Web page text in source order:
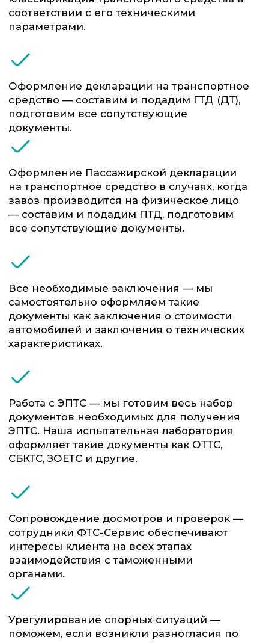
Урегулирование спорных ситуаций —
поможем, если возникли разногласия по
стоимости, классификации или другим
вопросам.
Сопровождение досмотров и проверок —
сотрудники ФТС-Сервис обеспечивают
органами.
Промышленное
колесной и гусеничной
базе
Электромобилями
Грузовыми автомобилями
автомобилями и
Мы специализируемся на
работе со следующими
категориями транспорта: